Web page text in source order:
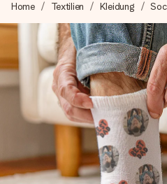
Wir bereiten dein Geschenk
blitzschnell – damit du es
überreichen kannst, wenn es
4,8 (basierend auf
Unsere Geschenke
4,8 bei Google Reviews
die wir versenden).
Home Textilien Kleidung